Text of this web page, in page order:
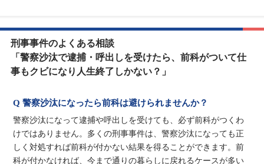
刑事事件のよくある相談
「警察沙汰で逮捕・呼出しを受けたら、前科がついて仕
事もクビになり人生終了しかない？」
Q 警察沙汰になったら前科は避けられませんか？
警察沙汰になって逮捕や呼出しを受けても、必ず前科がつくわ
けではありません。多くの刑事事件は、警察沙汰になっても正
しく対処すれば前科が付かない結果を得ることができます。前
科が付かなければ、今まで通りの暮らしに戻れるケースが多い